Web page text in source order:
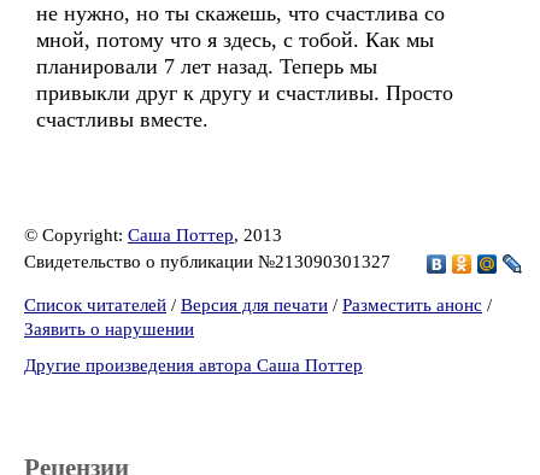
не нужно, но ты скажешь, что счастлива со
мной, потому что я здесь, с тобой. Как мы
планировали 7 лет назад. Теперь мы
привыкли друг к другу и счастливы. Просто
счастливы вместе.
© Copyright: Саша Поттер, 2013
Свидетельство о публикации №213090301327
Список читателей / Версия для печати / Разместить анонс /
Заявить о нарушении
Другие произведения автора Саша Поттер
Рецензии